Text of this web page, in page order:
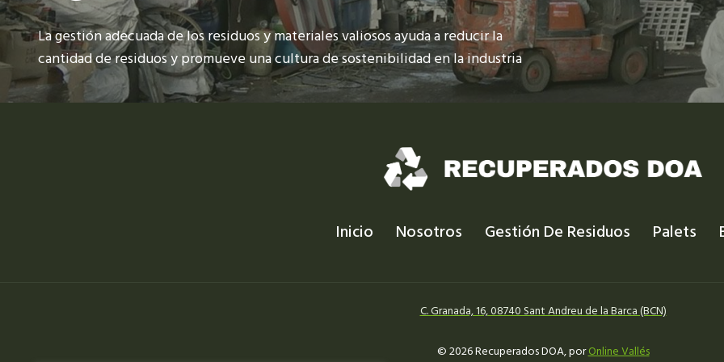
La gestión adecuada de los residuos y materiales valiosos ayuda a reducir la
cantidad de residuos y promueve una cultura de sostenibilidad en la industria
Inicio Nosotros Gestión De Residuos Palets
C. Granada, 16, 08740 Sant Andreu de la Barca (BCN)
© 2026 Recuperados DOA, porOnline Vallés